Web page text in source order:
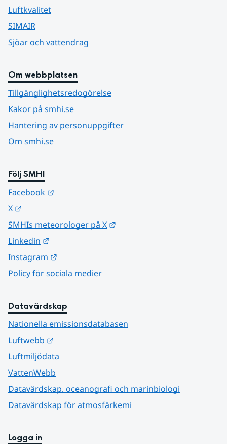
Luftkvalitet
SIMAIR
Sjöar och vattendrag
Om webbplatsen
Tillgänglighetsredogörelse
Kakor på smhi.se
Hantering av personuppgifter
Om smhi.se
Följ SMHI
Facebook
X
SMHIs meteorologer på X
Linkedin
Instagram
Policy för sociala medier
Datavärdskap
Nationella emissionsdatabasen
Luftwebb
Luftmiljödata
VattenWebb
Datavärdskap, oceanografi och marinbiologi
Datavärdskap för atmosfärkemi
Logga in